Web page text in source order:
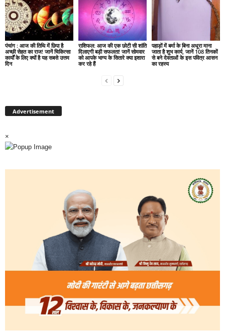
पंचांग : आज की तिथि में छिपा है
अच्छी सेहत का राज! जानें चिकित्सा
कार्यों के लिए क्यों है यह सबसे उत्तम
दिन
राशिफल: आज की एक छोटी सी शांति
दिलाएगी बड़ी सफलता! जानें सोमवार
को आपके भाग्य के सितारे क्या इशारा
कर रहे हैं
पहाड़ों में बर्मा के बिना अधूरा माना
जाता है शुभ कार्य, जानें 108 तिनकों
से बने देवताओं के इस पवित्र आसन
का रहस्य
Advertisement
×